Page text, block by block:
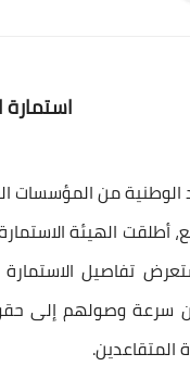
استمارة
الوطنية من المؤسسات
أطلقت الهيئة
تفاصيل
سرعة وصولهم إلى